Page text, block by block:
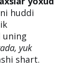
huddi
uning
yuk
shart.